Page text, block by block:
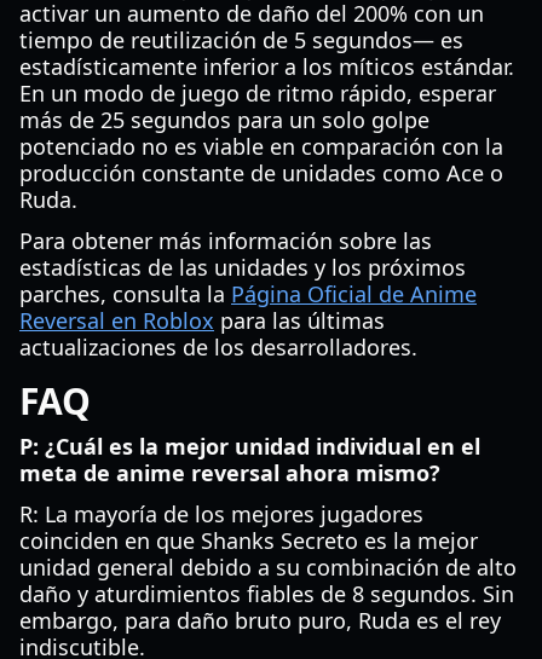
activar un aumento de daño del 200% con un
tiempo de reutilización de 5 segundos— es
estadísticamente inferior a los míticos estándar.
En un modo de juego de ritmo rápido, esperar
más de 25 segundos para un solo golpe
potenciado no es viable en comparación con la
producción constante de unidades como Ace o
Ruda.
Para obtener más información sobre las
estadísticas de las unidades y los próximos
parches, consulta la Página Oficial de Anime
Reversal en Roblox para las últimas
actualizaciones de los desarrolladores.
FAQ
P: ¿Cuál es la mejor unidad individual en el
meta de anime reversal ahora mismo?
R: La mayoría de los mejores jugadores
coinciden en que Shanks Secreto es la mejor
unidad general debido a su combinación de alto
daño y aturdimientos fiables de 8 segundos. Sin
embargo, para daño bruto puro, Ruda es el rey
indiscutible.